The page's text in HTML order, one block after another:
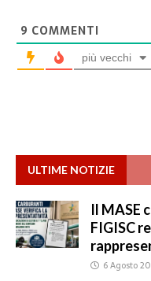
9 COMMENTI
più vecchi
ULTIME NOTIZIE
Il MASE
FIGISC
6 Agosto